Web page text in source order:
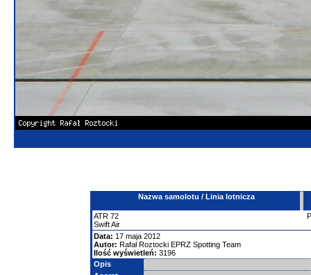
Nazwa samolotu / Linia lotnicza
ATR 72
Swift Air
Data: 17 maja 2012
Autor: Rafał Roztocki EPRZ Spotting Team
Ilość wyświetleń: 3196
Opis